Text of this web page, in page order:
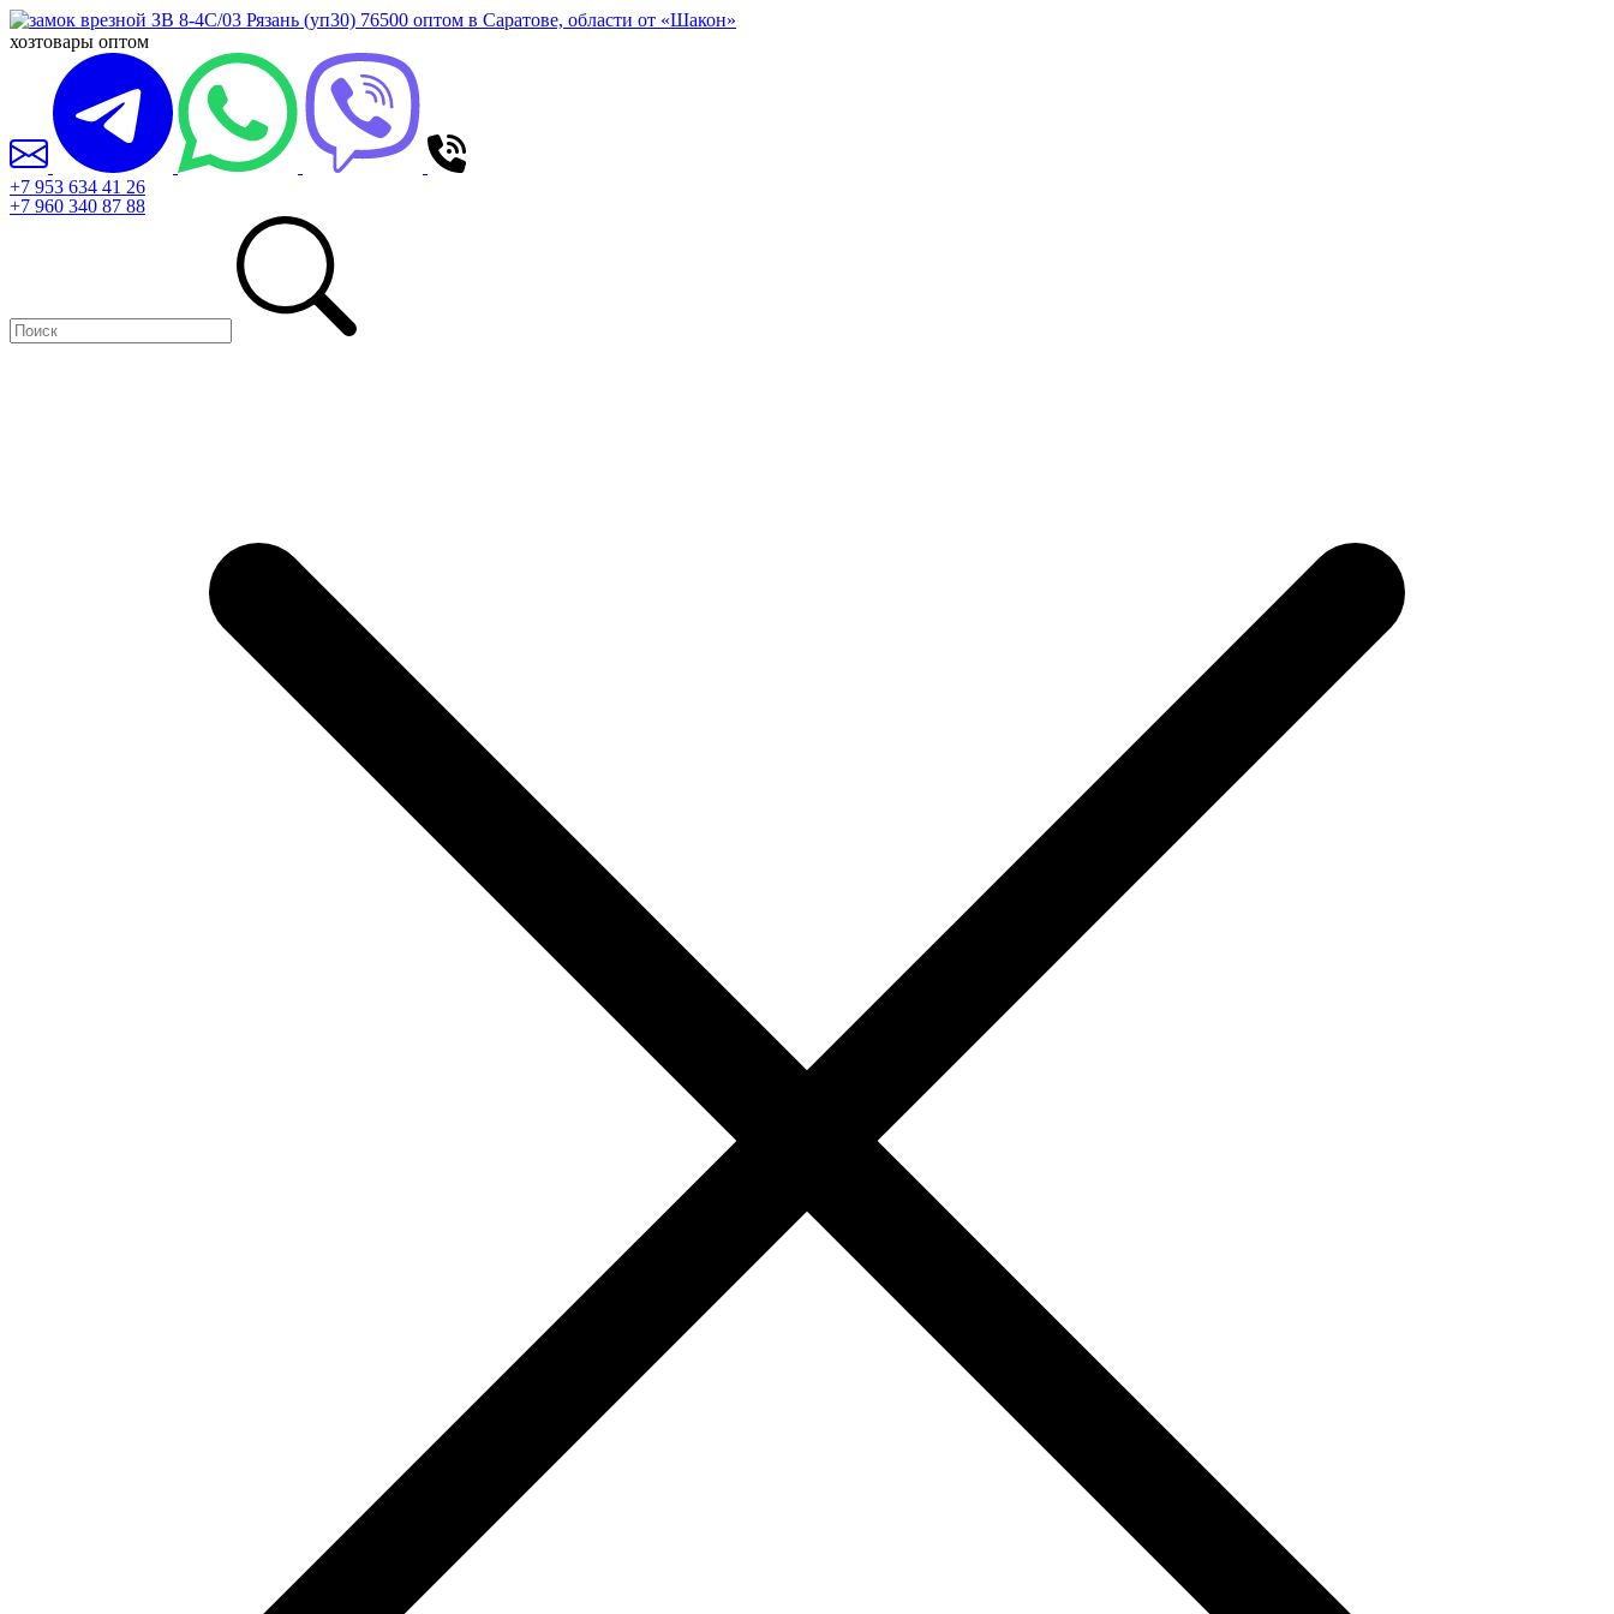
хозтовары оптом
+7 953 634 41 26
+7 960 340 87 88